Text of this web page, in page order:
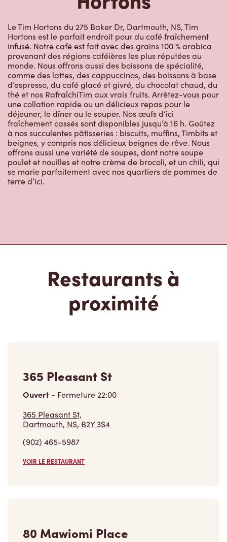
Le Tim Hortons du 275 Baker Dr, Dartmouth, NS, Tim
Hortons est le parfait endroit pour du café fraîchement
infusé. Notre café est fait avec des grains 100 % arabica
provenant des régions caféières les plus réputées au
monde. Nous offrons aussi des boissons de spécialité,
comme des lattes, des cappuccinos, des boissons à base
d’espresso, du café glacé et givré, du chocolat chaud, du
thé et nos RafraîchiTim aux vrais fruits. Arrêtez-vous pour
une collation rapide ou un délicieux repas pour le
déjeuner, le dîner ou le souper. Nos œufs d’ici
fraîchement cassés sont disponibles jusqu’à 16 h. Goûtez
à nos succulentes pâtisseries : biscuits, muffins, Timbits et
beignes, y compris nos délicieux beignes de rêve. Nous
offrons aussi une variété de soupes, dont notre soupe
poulet et nouilles et notre crème de brocoli, et un chili, qui
se marie parfaitement avec nos quartiers de pommes de
terre d’ici.
Restaurants à
proximité
365 Pleasant St
Ouvert - Fermeture22:00
365 Pleasant St,
Dartmouth, NS, B2Y 3S4
(902) 465-5987
VOIR LE RESTAURANT
80 Mawiomi Place